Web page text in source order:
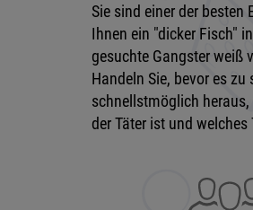
Sie sind einer der
Ihnen ein "dicker Fisch"
gesuchte Gangster weiß
Handeln Sie, bevor es
schnellstmöglich
der Täter ist und